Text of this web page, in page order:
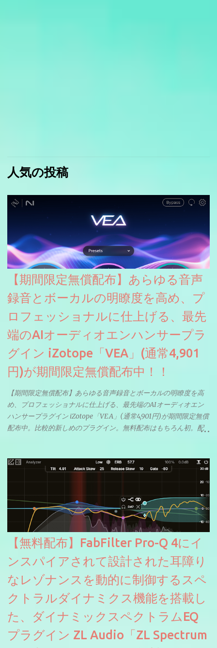
人気の投稿
【期間限定無償配布】あらゆる音声
録音とボーカルの明瞭度を高め、プ
ロフェッショナルに仕上げる、最先
端のAIオーディオエンハンサープラ
グイン iZotope「VEA」(通常4,901
円)が期間限定無償配布中！！
【期間限定無償配布】あらゆる音声録音とボーカルの明瞭度を高
め、プロフェッショナルに仕上げる、最先端のAIオーディオエン
ハンサープラグイン iZotope「VEA」(通常4,901円)が期間限定無償
配布中。比較的新しめのプラグイン。無料配布はもちろん初。配
【無料配布】FabFilter Pro-Q 4にイ
ンスパイアされて設計された耳障り
なレゾナンスを動的に制御するスペ
クトラルダイナミクス機能を搭載し
た、ダイナミックスペクトラムEQ
プラグイン ZL Audio「ZL Spectrum